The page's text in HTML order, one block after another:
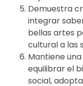
Demuestra
integrar
bellas artes
cultural a las
Mantiene
equilibrar el
social,